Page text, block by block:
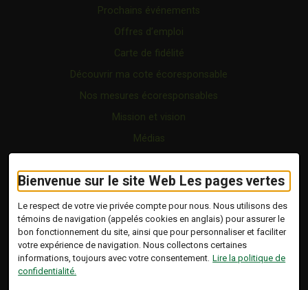
Bienvenue sur le site Web Les pages vertes
Le respect de votre vie privée compte pour nous. Nous utilisons des
témoins de navigation (appelés cookies en anglais) pour assurer le
bon fonctionnement du site, ainsi que pour personnaliser et faciliter
votre expérience de navigation. Nous collectons certaines
informations, toujours avec votre consentement. Lire la politique de
confidentialité.
Prochains événements
Offres d’emploi
Carte de fidélité
Découvrir ma cote écoresponsable
Nos mesures écoresponsables
Mission et vision
Médias
Forfaits
Certification écoresponsable
Nous joindre
Vidéo